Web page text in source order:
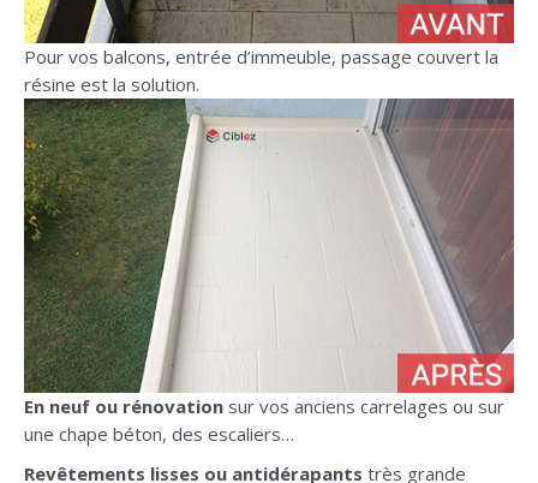
Pour vos balcons, entrée d’immeuble, passage couvert la
résine est la solution.
En neuf ou rénovation sur vos anciens carrelages ou sur
une chape béton, des escaliers…
Revêtements lisses ou antidérapants très grande